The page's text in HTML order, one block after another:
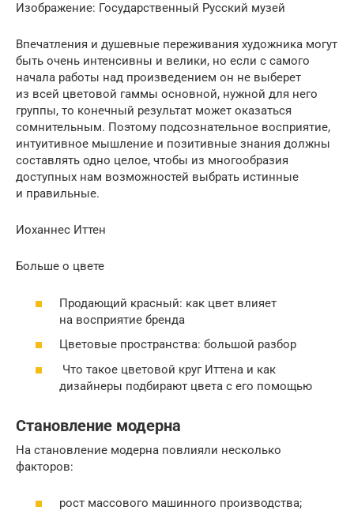
Изображение: Государственный Русский музей
Впечатления и душевные переживания художника могут
быть очень интенсивны и велики, но если с самого
начала работы над произведением он не выберет
из всей цветовой гаммы основной, нужной для него
группы, то конечный результат может оказаться
сомнительным. Поэтому подсознательное восприятие,
интуитивное мышление и позитивные знания должны
составлять одно целое, чтобы из многообразия
доступных нам возможностей выбрать истинные
и правильные.
Иоханнес Иттен
Больше о цвете
Продающий красный: как цвет влияет
на восприятие бренда
Цветовые пространства: большой разбор
Что такое цветовой круг Иттена и как
дизайнеры подбирают цвета с его помощью
Становление модерна
На становление модерна повлияли несколько
факторов:
рост массового машинного производства;